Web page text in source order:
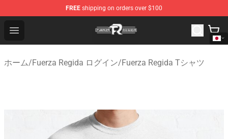
FREE shipping on orders over $100
Open menu
Fuerza Regida Shop - Official Fuerza Regida
ホーム/Fuerza Regida ログイン/Fuerza Regida Tシャツ